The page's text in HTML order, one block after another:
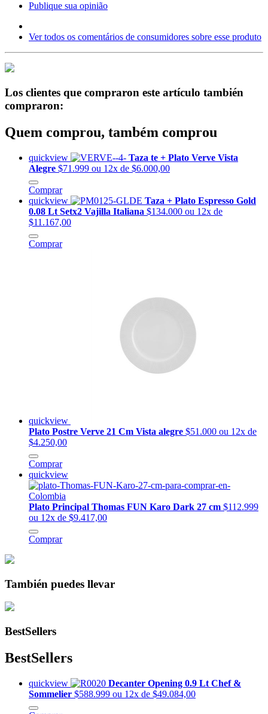
Publique sua opinião
Ver todos os comentários de consumidores sobre esse produto
Los clientes que compraron este artículo también
compraron:
Quem comprou, também comprou
quickview
Taza te + Plato Verve Vista
Alegre $71.999 ou 12x de $6.000,00
Comprar
quickview
Taza + Plato Espresso Gold
0.08 Lt Setx2 Vajilla Italiana $134.000 ou 12x de
$11.167,00
Comprar
quickview
Plato Postre Verve 21 Cm Vista alegre $51.000 ou 12x de
$4.250,00
Comprar
quickview
Plato Principal Thomas FUN Karo Dark 27 cm $112.999
ou 12x de $9.417,00
Comprar
También puedes llevar
BestSellers
BestSellers
quickview
Decanter Opening 0.9 Lt Chef &
Sommelier $588.999 ou 12x de $49.084,00